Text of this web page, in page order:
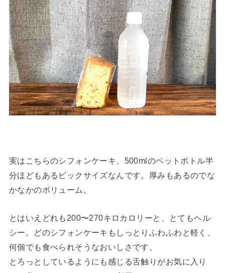
実はこちらのシフォンケーキ、500mlのペットボトル半
分ほどもあるビックサイズなんです。厚みもあるのでな
かなかのボリューム。
とはいえどれも200〜270キロカロリーと、とてもヘル
シー。どのシフォンケーキもしっとりふわふわと軽く、
何個でも食べられそうなおいしさです。
とろっとしているようにも感じる舌触りがお気に入り